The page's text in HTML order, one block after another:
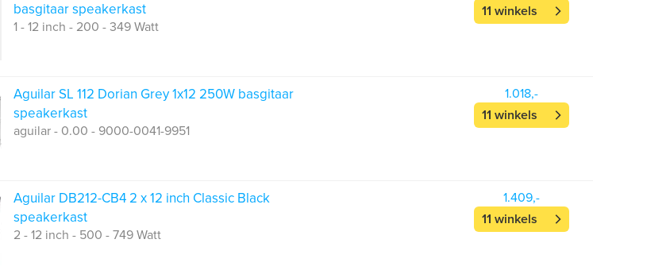
basgitaar speakerkast
1 - 12 inch - 200 - 349 Watt
11 winkels
Aguilar SL 112 Dorian Grey 1x12 250W basgitaar
speakerkast
aguilar - 0.00 - 9000-0041-9951
1.018,-
11 winkels
Aguilar DB212-CB4 2 x 12 inch Classic Black
speakerkast
2 - 12 inch - 500 - 749 Watt
1.409,-
11 winkels